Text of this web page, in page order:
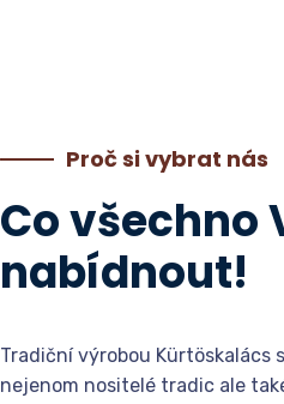
Proč si vybrat nás
Co všechno
nabídnout!
Tradiční výrobou Kürtöskalács
nejenom nositelé tradic ale